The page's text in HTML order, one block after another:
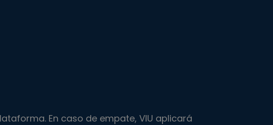
En caso de empate, VIU aplicará